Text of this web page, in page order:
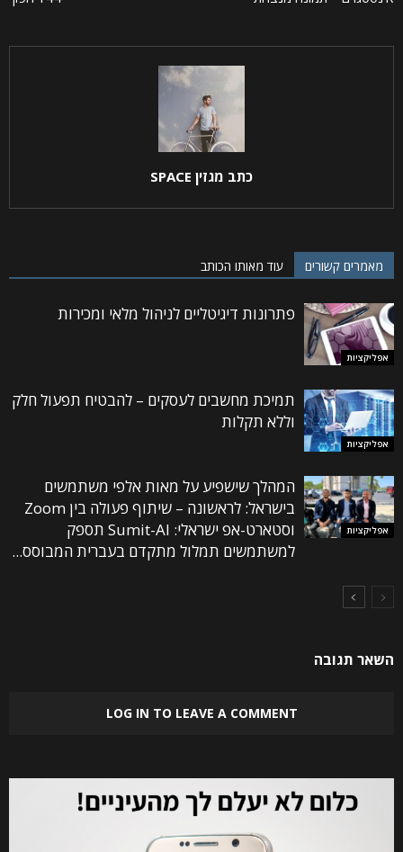
כתב מגזין SPACE
מאמרים קשורים עוד מאותו הכותב
אפליקציות
פתרונות דיגיטליים לניהול מלאי ומכירות
אפליקציות
תמיכת מחשבים לעסקים – להבטיח תפעול חלק
וללא תקלות
אפליקציות
המהלך שישפיע על מאות אלפי משתמשים
בישראל: לראשונה – שיתוף פעולה בין Zoom
וסטארט-אפ ישראלי: Sumit-AI תספק
למשתמשים תמלול מתקדם בעברית המבוסס...
השאר תגובה
LOG IN TO LEAVE A COMMENT